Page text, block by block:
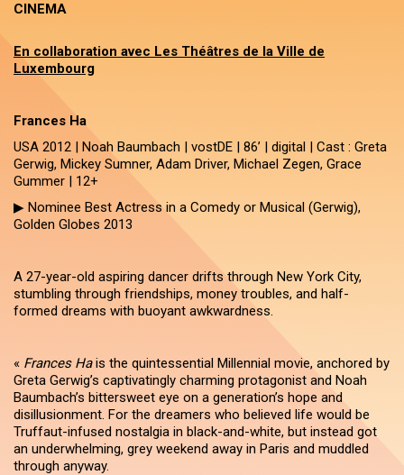
CINEMA
En collaboration avec Les Théâtres de la Ville de
Luxembourg
Frances Ha
USA 2012 | Noah Baumbach | vostDE | 86’ | digital | Cast : Greta
Gerwig, Mickey Sumner, Adam Driver, Michael Zegen, Grace
Gummer | 12+
▶ Nominee Best Actress in a Comedy or Musical (Gerwig),
Golden Globes 2013
A 27-year-old aspiring dancer drifts through New York City,
stumbling through friendships, money troubles, and half-
formed dreams with buoyant awkwardness.
« Frances Hais the quintessential Millennial movie, anchored by
Greta Gerwig’s captivatingly charming protagonist and Noah
Baumbach’s bittersweet eye on a generation’s hope and
disillusionment. For the dreamers who believed life would be
Truffaut-infused nostalgia in black-and-white, but instead got
an underwhelming, grey weekend away in Paris and muddled
through anyway.